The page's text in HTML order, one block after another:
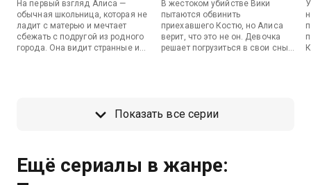
На первый взгляд Алиса —
обычная школьница, которая не
ладит с матерью и мечтает
сбежать с подругой из родного
города. Она видит странные и
окружающих. В это время в
В жестоком убийстве Вики
пытаются обвинить
приехавшего Костю, но Алиса
верит, что это не он. Девочка
решает погрузиться в свои сны
Показать все серии
Ещё сериалы в жанре: